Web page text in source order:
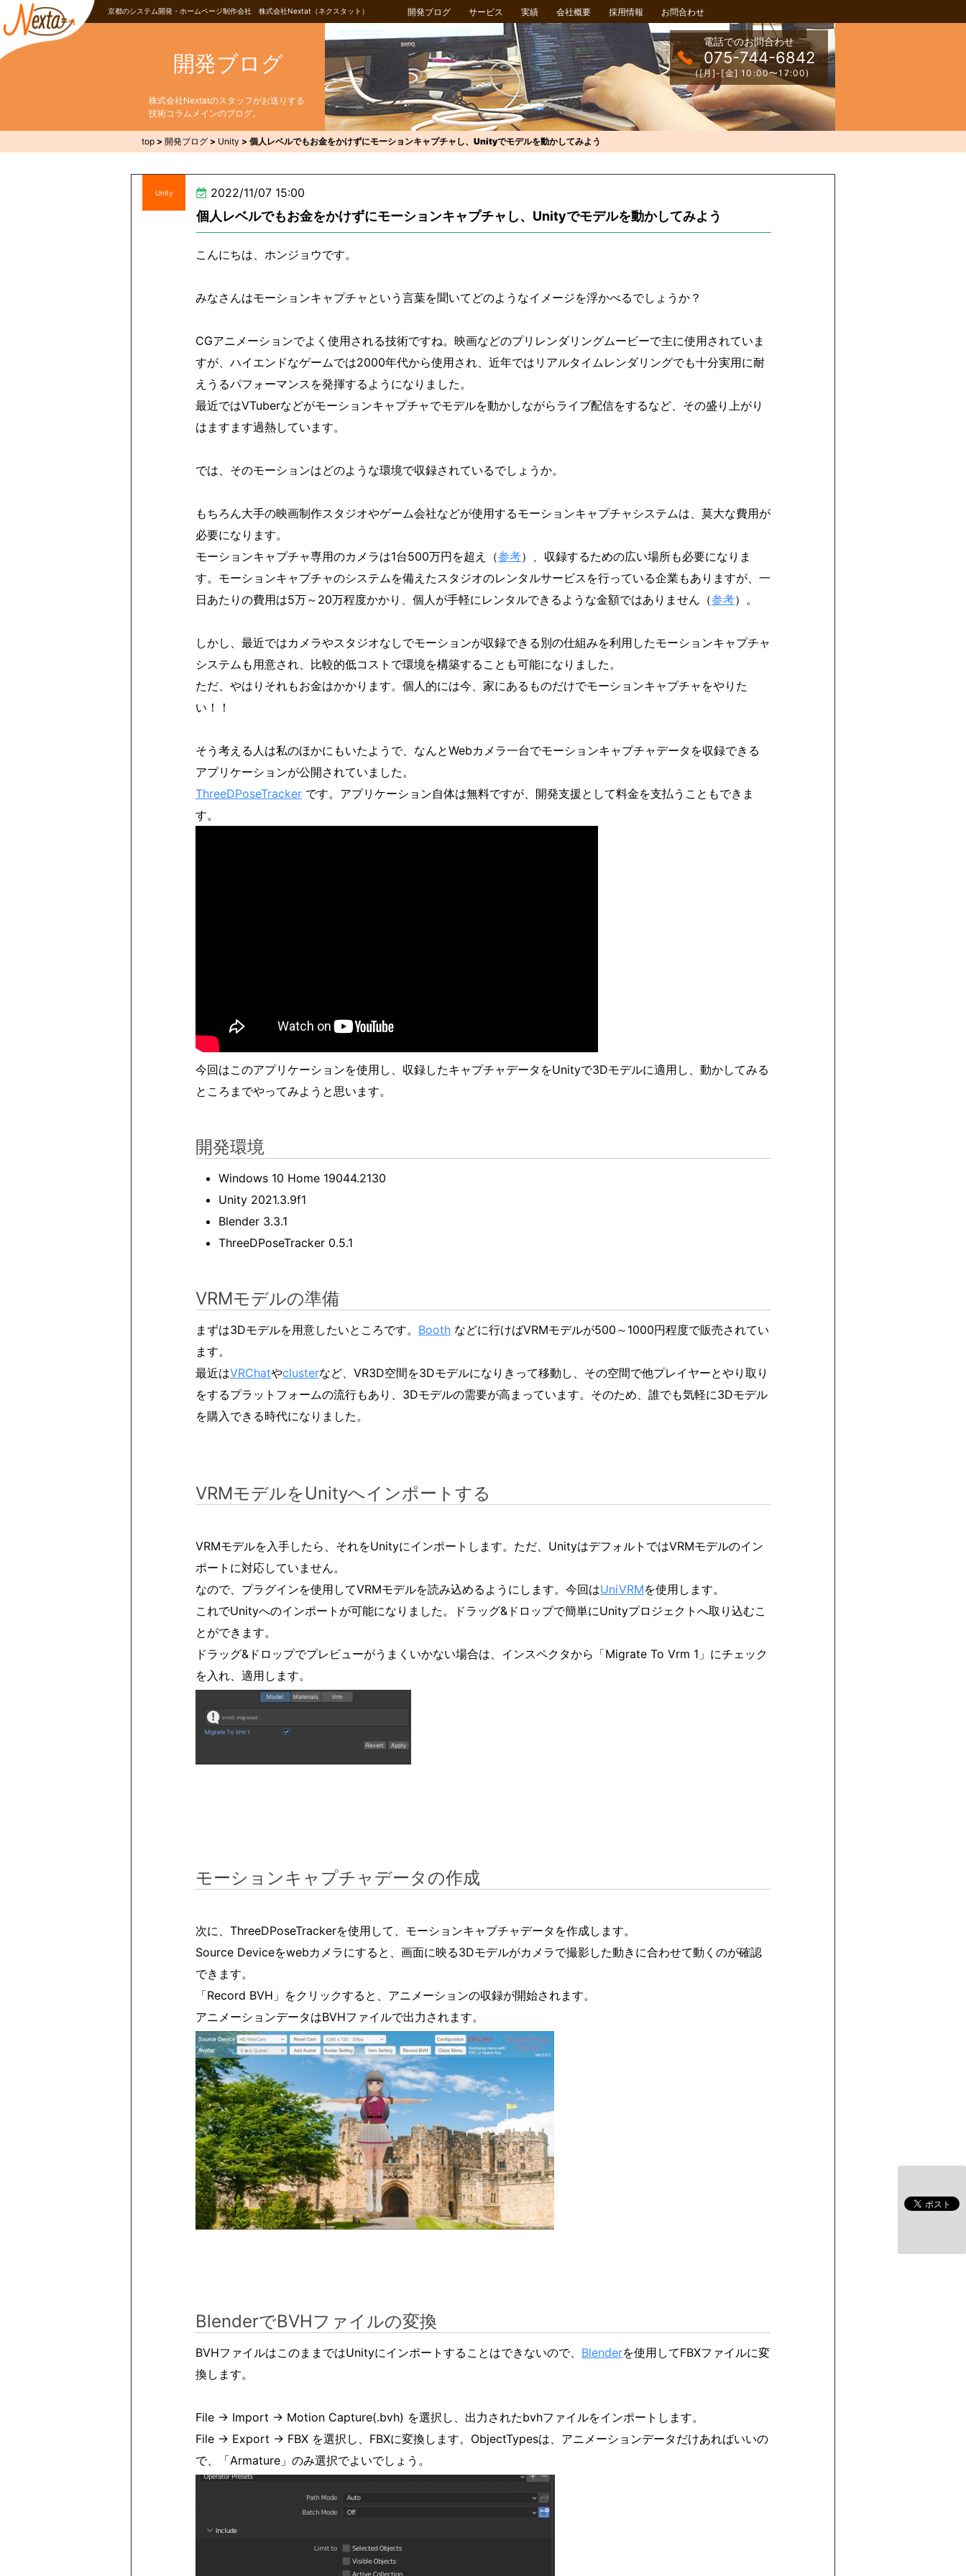
京都のシステム開発・ホームページ制作会社 株式会社Nextat（ネクスタット） 開発ブログ サービス 実績 会社概要 採用情報 お問合わせ
開発ブログ
株式会社Nextatのスタッフがお送りする
技術コラムメインのブログ。
電話でのお問合わせ
075-744-6842
([月]-[金] 10:00〜17:00)
top > 開発ブログ > Unity > 個人レベルでもお金をかけずにモーションキャプチャし、Unityでモデルを動かしてみよう
Unity 2022/11/07 15:00
個人レベルでもお金をかけずにモーションキャプチャし、Unityでモデルを動かしてみよう
こんにちは、ホンジョウです。
みなさんはモーションキャプチャという言葉を聞いてどのようなイメージを浮かべるでしょうか？
CGアニメーションでよく使用される技術ですね。映画などのプリレンダリングムービーで主に使用されていま
すが、ハイエンドなゲームでは2000年代から使用され、近年ではリアルタイムレンダリングでも十分実用に耐
えうるパフォーマンスを発揮するようになりました。
最近ではVTuberなどがモーションキャプチャでモデルを動かしながらライブ配信をするなど、その盛り上がり
はますます過熱しています。
では、そのモーションはどのような環境で収録されているでしょうか。
もちろん大手の映画制作スタジオやゲーム会社などが使用するモーションキャプチャシステムは、莫大な費用が
必要になります。
モーションキャプチャ専用のカメラは1台500万円を超え（参考）、収録するための広い場所も必要になりま
す。モーションキャプチャのシステムを備えたスタジオのレンタルサービスを行っている企業もありますが、一
日あたりの費用は5万～20万程度かかり、個人が手軽にレンタルできるような金額ではありません（参考）。
しかし、最近ではカメラやスタジオなしでモーションが収録できる別の仕組みを利用したモーションキャプチャ
システムも用意され、比較的低コストで環境を構築することも可能になりました。
ただ、やはりそれもお金はかかります。個人的には今、家にあるものだけでモーションキャプチャをやりた
い！！
そう考える人は私のほかにもいたようで、なんとWebカメラ一台でモーションキャプチャデータを収録できる
アプリケーションが公開されていました。
ThreeDPoseTracker です。アプリケーション自体は無料ですが、開発支援として料金を支払うこともできま
す。
今回はこのアプリケーションを使用し、収録したキャプチャデータをUnityで3Dモデルに適用し、動かしてみる
ところまでやってみようと思います。
開発環境
Windows 10 Home 19044.2130
Unity 2021.3.9f1
Blender 3.3.1
ThreeDPoseTracker 0.5.1
VRMモデルの準備
まずは3Dモデルを用意したいところです。 Booth などに行けばVRMモデルが500～1000円程度で販売されてい
ます。
最近はVRChatやclusterなど、VR3D空間を3Dモデルになりきって移動し、その空間で他プレイヤーとやり取り
をするプラットフォームの流行もあり、3Dモデルの需要が高まっています。そのため、誰でも気軽に3Dモデル
を購入できる時代になりました。
VRMモデルをUnityへインポートする
VRMモデルを入手したら、それをUnityにインポートします。ただ、UnityはデフォルトではVRMモデルのイン
ポートに対応していません。
なので、プラグインを使用してVRMモデルを読み込めるようにします。今回はUniVRMを使用します。
これでUnityへのインポートが可能になりました。ドラッグ&ドロップで簡単にUnityプロジェクトへ取り込むこ
とができます。
ドラッグ&ドロップでプレビューがうまくいかない場合は、インスペクタから「Migrate To Vrm 1」にチェック
を入れ、適用します。
モーションキャプチャデータの作成
次に、ThreeDPoseTrackerを使用して、モーションキャプチャデータを作成します。
Source Deviceをwebカメラにすると、画面に映る3Dモデルがカメラで撮影した動きに合わせて動くのが確認
できます。
「Record BVH」をクリックすると、アニメーションの収録が開始されます。
アニメーションデータはBVHファイルで出力されます。
BlenderでBVHファイルの変換
BVHファイルはこのままではUnityにインポートすることはできないので、 Blenderを使用してFBXファイルに変
換します。
File -> Import -> Motion Capture(.bvh) を選択し、出力されたbvhファイルをインポートします。
File -> Export -> FBX を選択し、FBXに変換します。ObjectTypesは、アニメーションデータだけあればいいの
で、「Armature」のみ選択でよいでしょう。